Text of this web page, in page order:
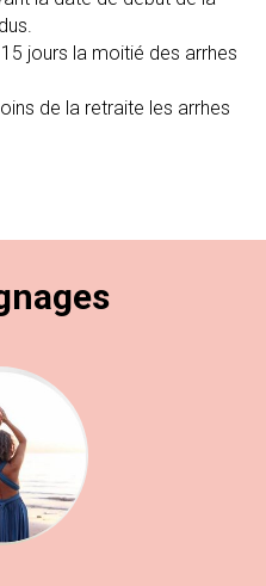
jours la moitié des arrhes
de la retraite les arrhes